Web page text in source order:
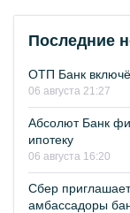
Последние
ОТП Банк
06 августа 21:27
Абсолют Банк
ипотеку
06 августа 16:20
Сбер
амбассадоры